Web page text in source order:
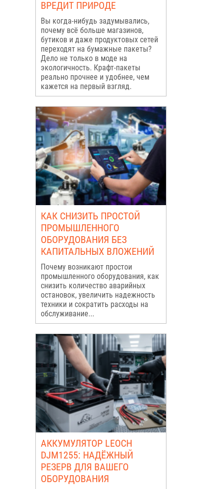
ВРЕДИТ ПРИРОДЕ
Вы когда-нибудь задумывались,
почему всё больше магазинов,
бутиков и даже продуктовых сетей
переходят на бумажные пакеты?
Дело не только в моде на
экологичность. Крафт-пакеты
реально прочнее и удобнее, чем
кажется на первый взгляд.
КАК СНИЗИТЬ ПРОСТОЙ
ПРОМЫШЛЕННОГО
ОБОРУДОВАНИЯ БЕЗ
КАПИТАЛЬНЫХ ВЛОЖЕНИЙ
Почему возникают простои
промышленного оборудования, как
снизить количество аварийных
остановок, увеличить надежность
техники и сократить расходы на
обслуживание...
АККУМУЛЯТОР LEOCH
DJM1255: НАДЁЖНЫЙ
РЕЗЕРВ ДЛЯ ВАШЕГО
ОБОРУДОВАНИЯ